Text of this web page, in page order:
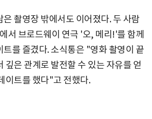
촬영장 밖에서도 이어졌다. 두 사람
서 브로드웨이 연극 '오, 메리!'를 함께
트를 즐겼다. 소식통은 "영화 촬영이 끝
깊은 관계로 발전할 수 있는 자유를 얻
이트를 했다"고 전했다.